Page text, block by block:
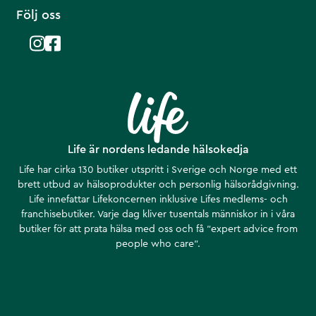
Life är nordens ledande hälsokedja
Life har cirka 130 butiker utspritt i Sverige och Norge med ett
brett utbud av hälsoprodukter och personlig hälsorådgivning.
Life innefattar Lifekoncernen inklusive Lifes medlems- och
franchisebutiker. Varje dag kliver tusentals människor in i våra
butiker för att prata hälsa med oss och få ”expert advice from
people who care”.
Följ oss